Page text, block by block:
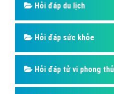
Hỏi đáp du lịch
Hỏi đáp sức khỏe
Hỏi đáp tử vi phong